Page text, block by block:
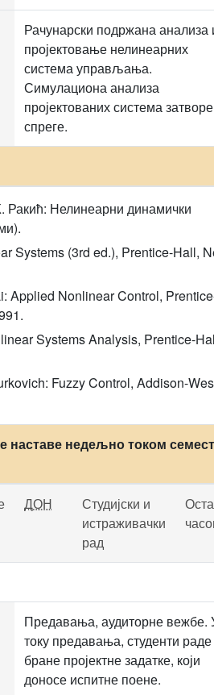
Рачунарски подржана анализа
пројектовање нелинеарних
система управљања.
Симулациона анализа
пројектованих система
спреге.
Ракић: Нелинеарни динамички
Systems (3rd ed.), Prentice-Hall,
Applied Nonlinear Control,
Systems Analysis, Prentice-
Fuzzy Control, Addison-
наставе недељно током
ДОН
Студијски и
истраживачки
рад
Предавања, аудиторне вежбе.
току предавања, студенти
бране пројектне задатке, који
доносе испитне поене.